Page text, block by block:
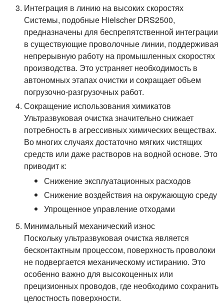
Интеграция в линию на высоких скоростях
Системы, подобные Hielscher DRS2500,
предназначены для беспрепятственной интеграции
в существующие проволочные линии, поддерживая
непрерывную работу на промышленных скоростях
производства. Это устраняет необходимость в
автономных этапах очистки и сокращает объем
погрузочно-разгрузочных работ.
Сокращение использования химикатов
Ультразвуковая очистка значительно снижает
потребность в агрессивных химических веществах.
Во многих случаях достаточно мягких чистящих
средств или даже растворов на водной основе. Это
приводит к:
Снижение эксплуатационных расходов
Снижение воздействия на окружающую среду
Упрощенное управление отходами
Минимальный механический износ
Поскольку ультразвуковая очистка является
бесконтактным процессом, поверхность проволоки
не подвергается механическому истиранию. Это
особенно важно для высокоценных или
прецизионных проводов, где необходимо сохранить
целостность поверхности.